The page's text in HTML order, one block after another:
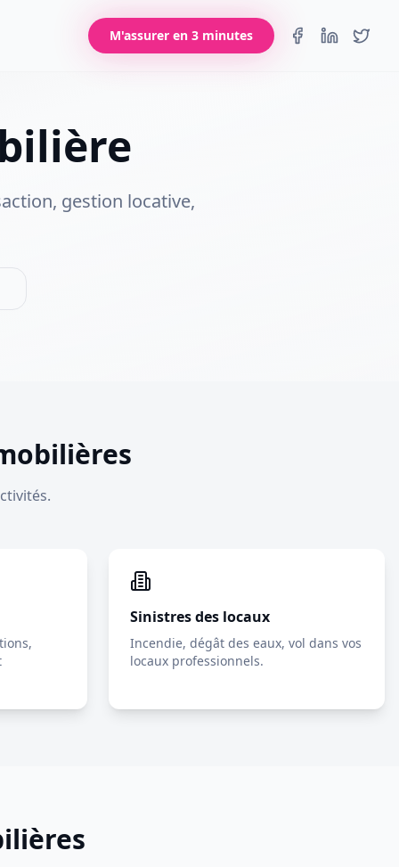
M'assurer en 3 minutes
gestion locative,
Sinistres des locaux
Incendie, dégât des eaux, vol dans vos
locaux professionnels.